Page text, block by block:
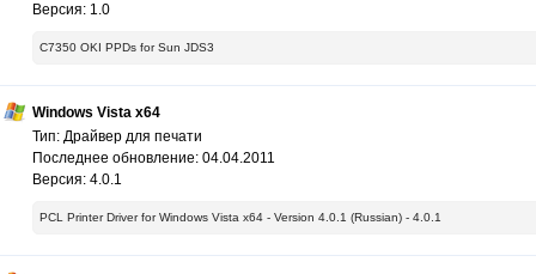
Версия: 1.0
C7350 OKI PPDs for Sun JDS3
Windows Vista x64
Тип: Драйвер для печати
Последнее обновление: 04.04.2011
Версия: 4.0.1
PCL Printer Driver for Windows Vista x64 - Version 4.0.1 (Russian) - 4.0.1